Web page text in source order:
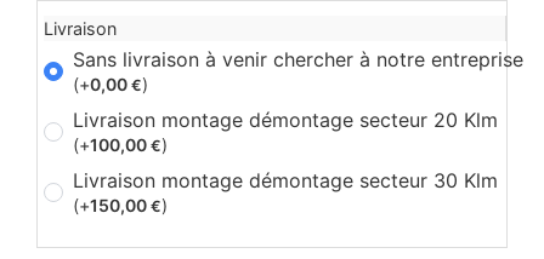
Livraison
Sans livraison à venir chercher à notre entreprise
(+0,00 €)
Livraison montage démontage secteur 20 Klm
(+100,00 €)
Livraison montage démontage secteur 30 Klm
(+150,00 €)